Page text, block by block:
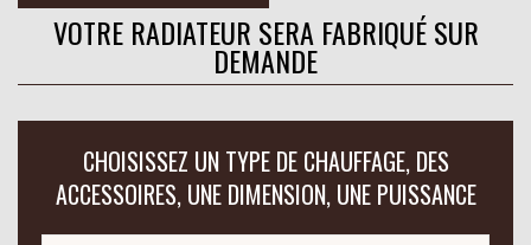
VOTRE RADIATEUR SERA FABRIQUÉ SUR
DEMANDE
CHOISISSEZ UN TYPE DE CHAUFFAGE, DES
ACCESSOIRES, UNE DIMENSION, UNE PUISSANCE